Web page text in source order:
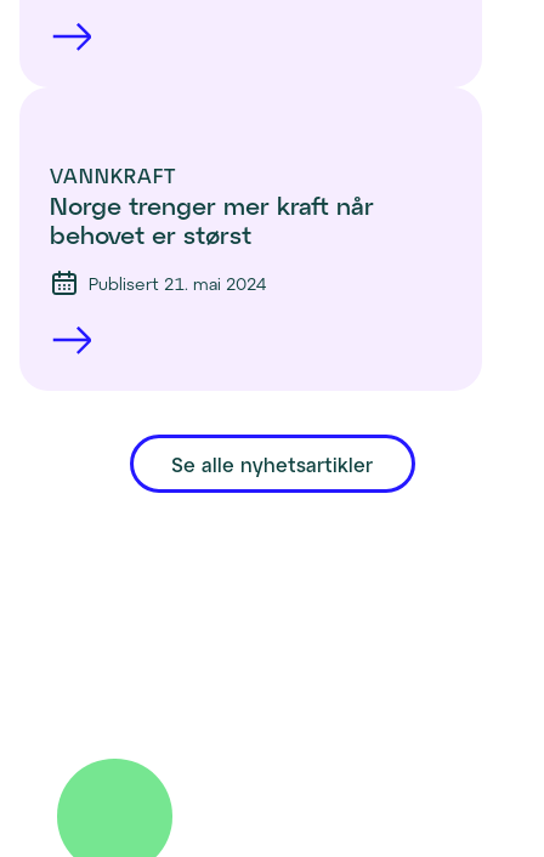
VANNKRAFT
Norge trenger mer kraft når
behovet er størst
Publisert 21. mai 2024
Se alle nyhetsartikler